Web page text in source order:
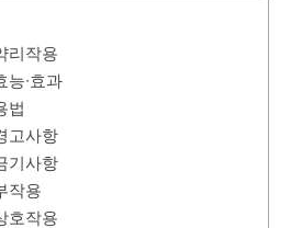
리작용
능∙효과
법
고사항
기사항
작용
호작용